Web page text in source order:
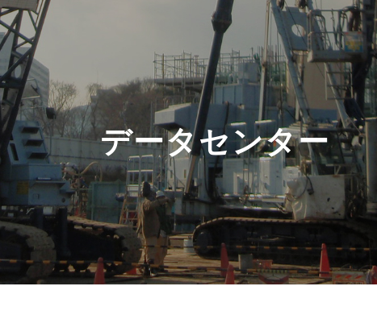
データセンター